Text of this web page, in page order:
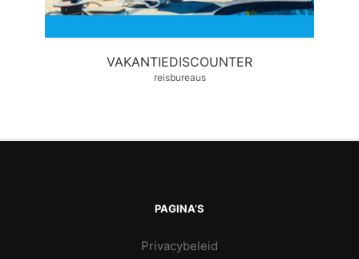
VAKANTIEDISCOUNTER
reisbureaus
PAGINA’S
Privacybeleid